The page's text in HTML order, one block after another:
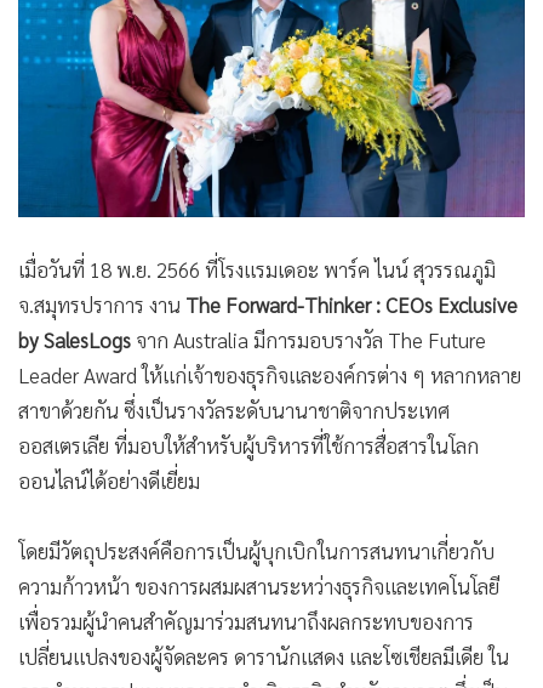
• ท่องเที่ยว
• กีฬา
ต่างประเทศ
Special Scoop
เศรษฐกิจ-ธุรกิจ
• จีน
ชุมชน-คุณภาพชีวิต
อาชญากรรม
• Motoring
• เกม
• วิทยาศาสตร์
• SMEs
• หุ้น
• กองทุนรวม
• Celeb Online
• Factcheck
• ญี่ปุ่น
เมื่อวันที่ 18 พ.ย. 2566 ที่โรงแรมเดอะ พาร์ค ไนน์ สุวรรณภูมิ
จ.สมุทรปราการ งาน The Forward-Thinker : CEOs Exclusive
by SalesLogs จาก Australia มีการมอบรางวัล The Future
Leader Award ให้แก่เจ้าของธุรกิจและองค์กรต่าง ๆ หลากหลาย
สาขาด้วยกัน ซึ่งเป็นรางวัลระดับนานาชาติจากประเทศ
ออสเตรเลีย ที่มอบให้สำหรับผู้บริหารที่ใช้การสื่อสารในโลก
ออนไลน์ได้อย่างดีเยี่ยม
โดยมีวัตถุประสงค์คือการเป็นผู้บุกเบิกในการสนทนาเกี่ยวกับ
ความก้าวหน้า ของการผสมผสานระหว่างธุรกิจและเทคโนโลยี
เพื่อรวมผู้นำคนสำคัญมาร่วมสนทนาถึงผลกระทบของการ
เปลี่ยนแปลงของผู้จัดละคร ดารานักแสดง และโซเชียลมีเดีย ใน